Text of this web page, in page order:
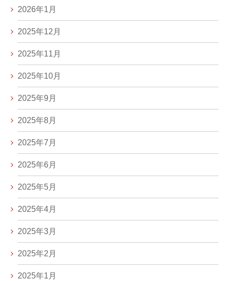
2026年1月
2025年12月
2025年11月
2025年10月
2025年9月
2025年8月
2025年7月
2025年6月
2025年5月
2025年4月
2025年3月
2025年2月
2025年1月